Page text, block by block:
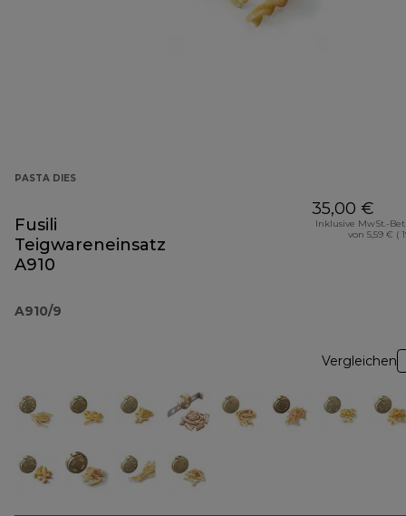
PASTA DIES
Fusili
Teigwareneinsatz
A910
A910/9
35,00 €
Inklusive MwSt.-
von 5,59 € (
Vergleichen